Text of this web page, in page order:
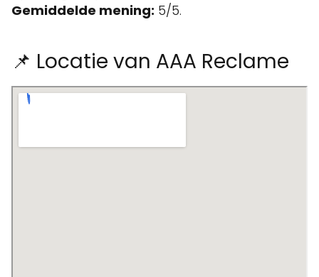
Gemiddelde mening: 5/5.
📌 Locatie van AAA Reclame